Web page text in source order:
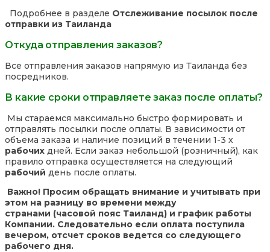
Подробнее в разделе Отслеживание посылок после
отправки из Таиланда
Откуда отправления заказов?
Все отправления заказов напрямую из Таиланда без
посредников.
В какие сроки отправляете заказ после оплаты?
Мы стараемся максимально быстро формировать и
отправлять посылки после оплаты. В зависимости от
объема заказа и наличие позиций в течении 1-3 х
рабочих дней. Если заказ небольшой (розничный), как
правило отправка осуществляется на следующий
рабочий день после оплаты.
Важно! Просим обращать внимание и учитывать при
этом на разницу во времени между
странами (часовой пояс Таиланд) и график работы
Компании. Следовательно если оплата поступила
вечером, отсчет сроков ведется со следующего
рабочего дня.